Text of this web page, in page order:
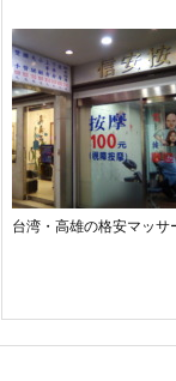
台湾・高雄の格安マッサ